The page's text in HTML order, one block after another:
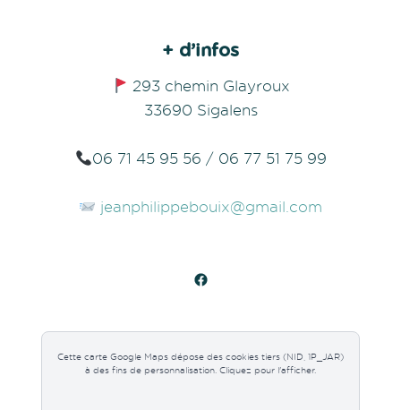
+ d’infos
293 chemin Glayroux
33690 Sigalens
06 71 45 95 56 / 06 77 51 75 99
jeanphilippebouix@gmail.com
Facebook
Cette carte Google Maps dépose des cookies tiers (NID, 1P_JAR)
à des fins de personnalisation. Cliquez pour l'afficher.